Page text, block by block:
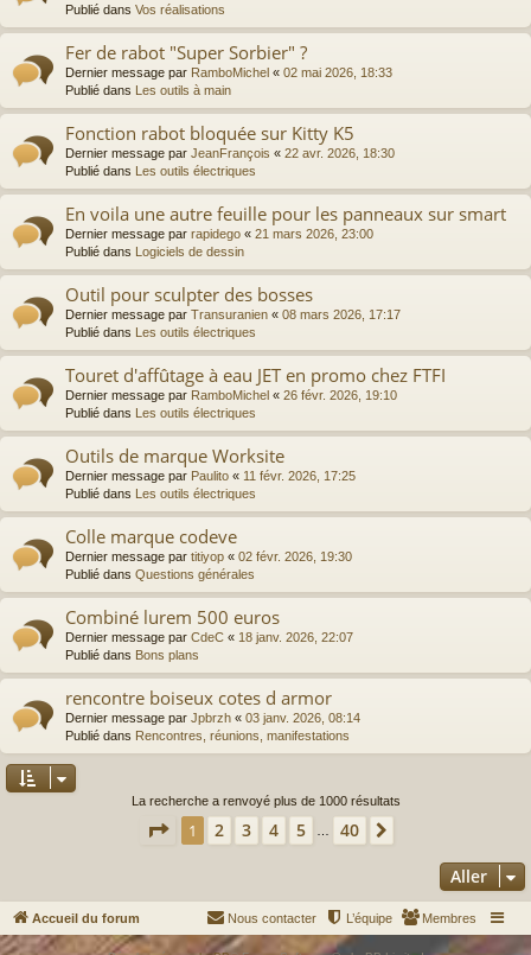
Publié dans Vos réalisations
Fer de rabot "Super Sorbier" ?
Dernier message par RamboMichel « 02 mai 2026, 18:33
Publié dans Les outils à main
Fonction rabot bloquée sur Kitty K5
Dernier message par JeanFrançois « 22 avr. 2026, 18:30
Publié dans Les outils électriques
En voila une autre feuille pour les panneaux sur smart
Dernier message par rapidego « 21 mars 2026, 23:00
Publié dans Logiciels de dessin
Outil pour sculpter des bosses
Dernier message par Transuranien « 08 mars 2026, 17:17
Publié dans Les outils électriques
Touret d'affûtage à eau JET en promo chez FTFI
Dernier message par RamboMichel « 26 févr. 2026, 19:10
Publié dans Les outils électriques
Outils de marque Worksite
Dernier message par Paulito « 11 févr. 2026, 17:25
Publié dans Les outils électriques
Colle marque codeve
Dernier message par titiyop « 02 févr. 2026, 19:30
Publié dans Questions générales
Combiné lurem 500 euros
Dernier message par CdeC « 18 janv. 2026, 22:07
Publié dans Bons plans
rencontre boiseux cotes d armor
Dernier message par Jpbrzh « 03 janv. 2026, 08:14
Publié dans Rencontres, réunions, manifestations
La recherche a renvoyé plus de 1000 résultats
Page 1sur 40
1 2 3 4 5 40
Aller
Accueil du forum Membres
L’équipe
Nous contacter